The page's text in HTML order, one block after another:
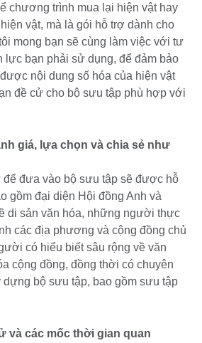
chương trình mua lại hiện vật hay
vật, mà là gói hỗ trợ dành cho
mong bạn sẽ cùng làm việc với tư
lực bạn phải sử dụng, để đảm bảo
nội dung số hóa của hiện vật
đề cử cho bộ sưu tập phù hợp với
giá, lựa chọn và chia sẻ như
đưa vào bộ sưu tập sẽ được hỗ
gồm đại diện Hội đồng Anh và
di sản văn hóa, những người thực
các địa phương và cộng đồng chủ
có hiểu biết sâu rộng về văn
cộng đồng, đồng thời có chuyên
dựng bộ sưu tập, bao gồm sưu tập
và các mốc thời gian quan